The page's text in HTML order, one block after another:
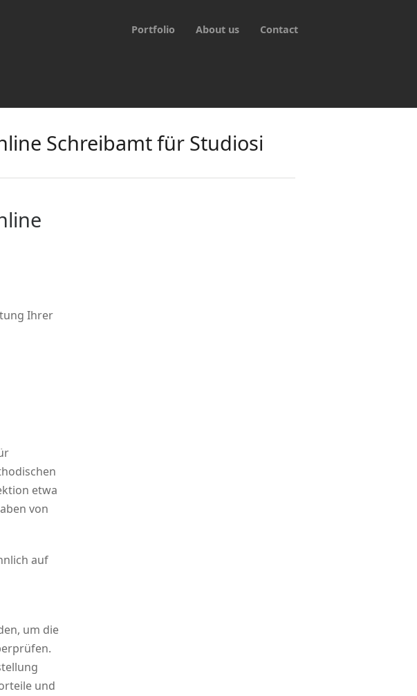
Portfolio About us Contact
Schreibamt für Studiosi
Ihrer
etwa
von
auf
um die
und